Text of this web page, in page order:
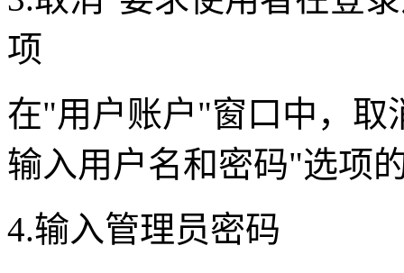
项
在"用户账户"窗口中，取
输入用户名和密码"选项
4.输入管理员密码